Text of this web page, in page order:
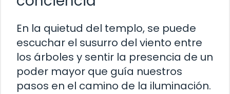
En la quietud del templo, se puede
escuchar el susurro del viento entre
los árboles y sentir la presencia de un
poder mayor que guía nuestros
pasos en el camino de la iluminación.